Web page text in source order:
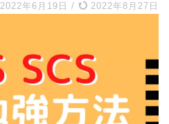
2022年6月19日 / 2022年8月27日